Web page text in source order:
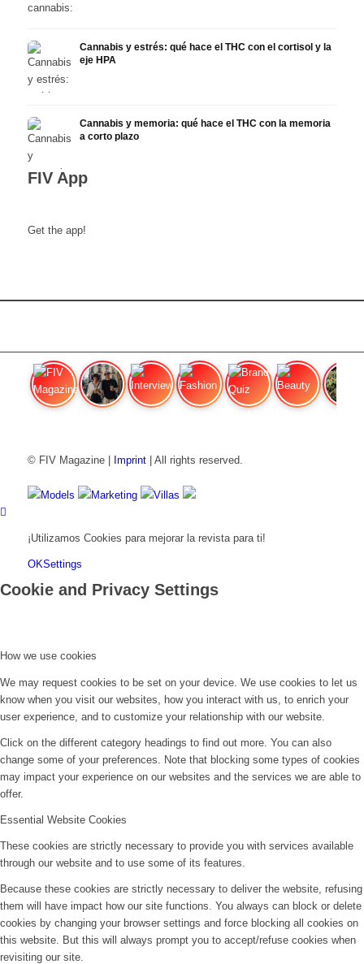
Cannabis y estrés: qué hace el THC con el cortisol y la
eje HPA
Cannabis y memoria: qué hace el THC con la memoria
a corto plazo
FIV App
Get the app!
© FIV Magazine | Imprint| All rights reserved.
Models Marketing Villas
¡Utilizamos Cookies para mejorar la revista para ti!
OKSettings
Cookie and Privacy Settings
How we use cookies
We may request cookies to be set on your device. We use cookies to let us
know when you visit our websites, how you interact with us, to enrich your
user experience, and to customize your relationship with our website.
Click on the different category headings to find out more. You can also
change some of your preferences. Note that blocking some types of cookies
may impact your experience on our websites and the services we are able to
offer.
Essential Website Cookies
These cookies are strictly necessary to provide you with services available
through our website and to use some of its features.
Because these cookies are strictly necessary to deliver the website, refusing
them will have impact how our site functions. You always can block or delete
cookies by changing your browser settings and force blocking all cookies on
this website. But this will always prompt you to accept/refuse cookies when
revisiting our site.